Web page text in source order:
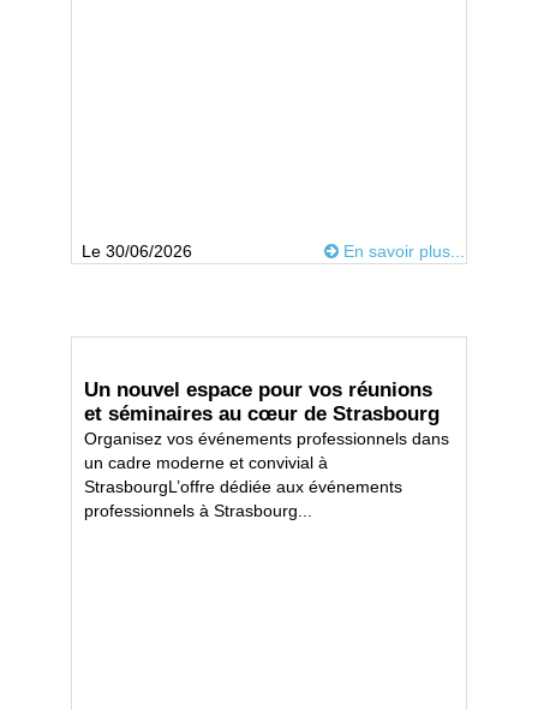
Le 30/06/2026 En savoir plus...
Un nouvel espace pour vos réunions
et séminaires au cœur de Strasbourg
Organisez vos événements professionnels dans
un cadre moderne et convivial à
StrasbourgL’offre dédiée aux événements
professionnels à Strasbourg...